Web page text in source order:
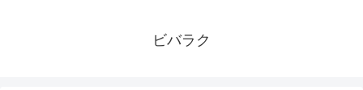
ビバラク